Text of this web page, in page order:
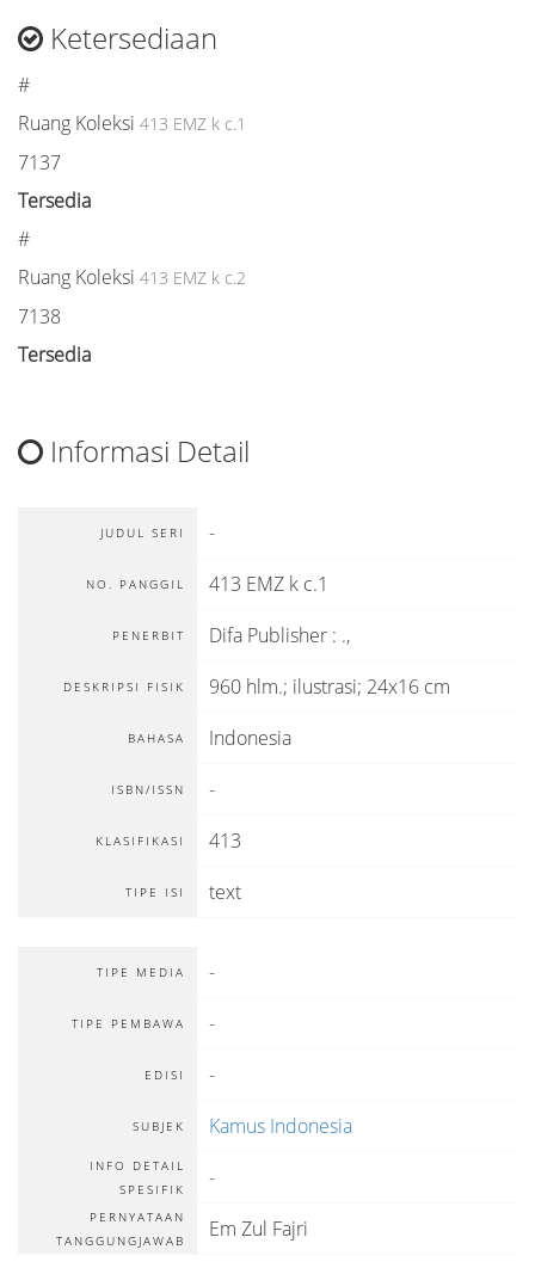
Ketersediaan
#
Ruang Koleksi 413 EMZ k c.1
7137
Tersedia
#
Ruang Koleksi 413 EMZ k c.2
7138
Tersedia
Informasi Detail
JUDUL SERI -
NO. PANGGIL 413 EMZ k c.1
PENERBIT Difa Publisher : .,
DESKRIPSI FISIK 960 hlm.; ilustrasi; 24x16 cm
BAHASA Indonesia
ISBN/ISSN -
KLASIFIKASI 413
TIPE ISI text
TIPE MEDIA -
TIPE PEMBAWA -
EDISI -
SUBJEK Kamus Indonesia
INFO DETAIL
SPESIFIK
-
PERNYATAAN
TANGGUNGJAWAB
Em Zul Fajri